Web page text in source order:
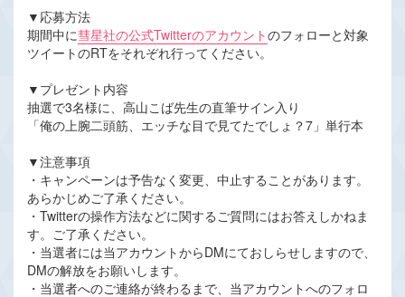
▼応募方法
期間中に彗星社の公式Twitterのアカウントのフォローと対象
ツイートのRTをそれぞれ行ってください。
▼プレゼント内容
抽選で3名様に、高山こば先生の直筆サイン入り
「俺の上腕二頭筋、エッチな目で見てたでしょ？7」単行本
▼注意事項
・キャンペーンは予告なく変更、中止することがあります。
あらかじめご了承ください。
・Twitterの操作方法などに関するご質問にはお答えしかねま
す。ご了承ください。
・当選者には当アカウントからDMにておしらせしますので、
DMの解放をお願いします。
・当選者へのご連絡が終わるまで、当アカウントへのフォロ